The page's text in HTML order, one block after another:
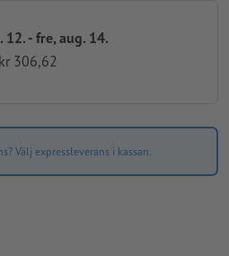
12. - fre, aug. 14.
kr 306,62
Välj expressleverans i kassan.